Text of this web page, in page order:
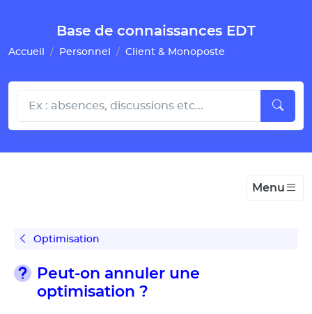
Base de connaissances EDT
Accueil Personnel Client & Monoposte
Menu
Optimisation
Peut-on annuler une
optimisation ?